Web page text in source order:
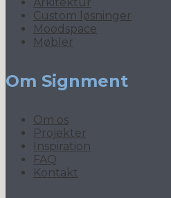
Arkitektur
Custom løsninger
Moodspace
Møbler
Om Signment
Om os
Projekter
Inspiration
FAQ
Kontakt